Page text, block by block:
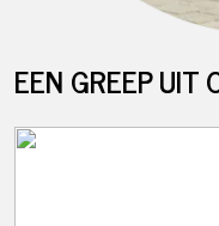
EEN GREEP UIT